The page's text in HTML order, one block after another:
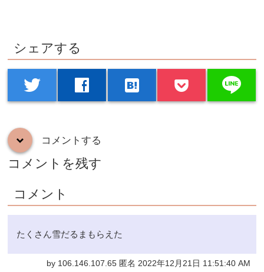
シェアする
twitter facebook hatenabookmark line
down コメントする
コメントを残す
コメント
たくさん雪だるまもらえた
by 106.146.107.65 匿名 2022年12月21日 11:51:40 AM